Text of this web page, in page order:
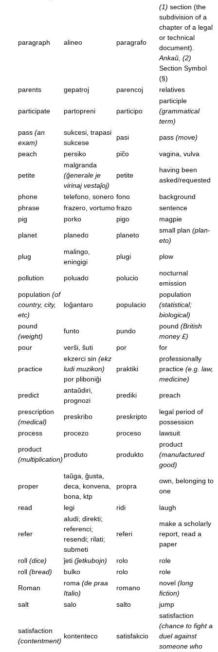
paragraph alineo paragrafo
(1) section (the
subdivision of a
chapter of a legal
or technical
document).
Ankaŭ, (2)
Section Symbol
(§)
parents
gepatroj parencoj relatives
participate partopreni participo
participle
(grammatical
term)
pass (an
exam)
sukcesi, trapasi
sukcese
pasi pass (move)
peach persiko piĉo vagina, vulva
petite
malgranda
(ĝenerale je
virinaj vestaĵoj)
petite
having been
asked/requested
phone telefono, sonero fono
background
phrase
frazero, vortumofrazo
sentence
pig
porko pigo magpie
planet planedo planeto
small plan (plan-
eto)
plug
malingo,
eningigi
plugi plow
pollution poluado polucio
nocturnal
emission
population (of
country, city,
etc)
loĝantaro populacio
population
(statistical;
biological)
pound
(weight)
funto pundo
pound (British
money £)
pour
verŝi, ŝuti por for
practice
ekzerci sin (ekz
ludi muzikon)
por pliboniĝi
praktiki
professionally
practice (e.g. law,
medicine)
predict
antaŭdiri,
prognozi
prediki preach
prescription
(medical)
preskribo preskripto
legal period of
possession
process
procezo proceso lawsuit
product
(multiplication)
produto produkto
product
(manufactured
good)
proper
taŭga, ĝusta,
deca, konvena,
bona, ktp
propra
own, belonging to
one
read legi ridi laugh
refer
aludi; direkti;
referenci;
resendi; rilati;
submeti
referi
make a scholarly
report, read a
paper
roll (dice) ĵeti (ĵetkubojn) rolo
role
roll (bread) bulko rolo role
Roman
roma (de praa
Italio)
romano
novel (long
fiction)
salt
salo salto jump
satisfaction
(contentment)
kontenteco satisfakcio
satisfaction
(chance to fight a
duel against
someone who